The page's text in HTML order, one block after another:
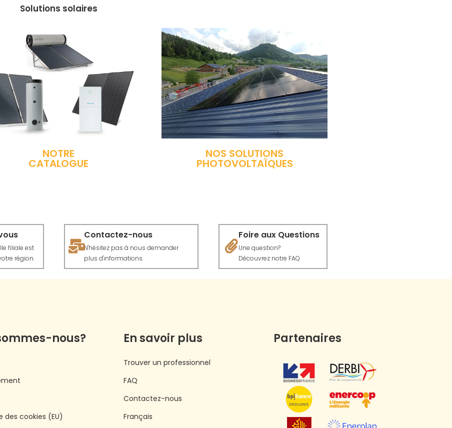
Solutions solaires
NOTRE
CATALOGUE
NOS SOLUTIONS
PHOTOVOLTAÏQUES
filiale est
région.
Contactez-nous
N'hésitez pas à nous demander
plus d'informations.
Foire aux Questions
Une question?
Découvrez notre FAQ
nous?
des cookies (EU)
En savoir plus
Trouver un professionnel
FAQ
Contactez-nous
Français
Partenaires